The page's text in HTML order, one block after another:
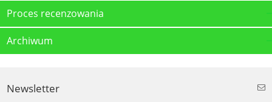
Proces recenzowania
Archiwum
Newsletter